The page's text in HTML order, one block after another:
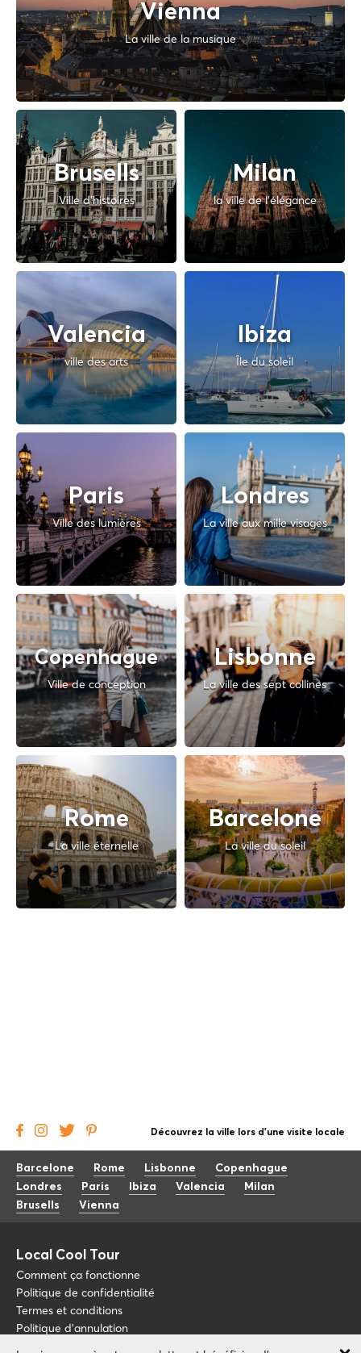
Vienna
La ville de la musique
Brusells
Ville d'histoires
Milan
la ville de l'élégance
Valencia
ville des arts
Ibiza
Île du soleil
Paris
Ville des lumières
Londres
La ville aux mille visages
Copenhague
Ville de conception
Lisbonne
La ville des sept collines
Rome
La ville éternelle
Barcelone
La ville du soleil
Découvrez la ville lors d'une visite locale
Barcelone Rome Lisbonne
Copenhague
Londres
Paris Ibiza Valencia
Milan
Brusells
Vienna
Local Cool Tour
Comment ça fonctionne
Politique de confidentialité
Termes et conditions
Politique d'annulation